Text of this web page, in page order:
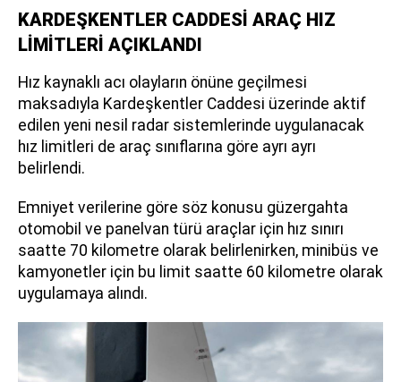
KARDEŞKENTLER CADDESİ ARAÇ HIZ
LİMİTLERİ AÇIKLANDI
Hız kaynaklı acı olayların önüne geçilmesi
maksadıyla Kardeşkentler Caddesi üzerinde aktif
edilen yeni nesil radar sistemlerinde uygulanacak
hız limitleri de araç sınıflarına göre ayrı ayrı
belirlendi.
Emniyet verilerine göre söz konusu güzergahta
otomobil ve panelvan türü araçlar için hız sınırı
saatte 70 kilometre olarak belirlenirken, minibüs ve
kamyonetler için bu limit saatte 60 kilometre olarak
uygulamaya alındı.